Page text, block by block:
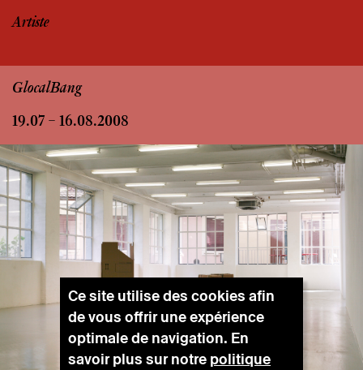
Artiste
GlocalBang
19.07 – 16.08.2008
Ce site utilise des cookies afin
de vous offrir une expérience
optimale de navigation. En
savoir plus sur notre politique